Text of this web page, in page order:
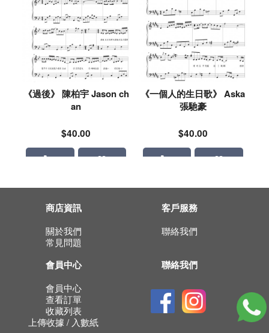
《過後》 陳柏宇 Jason ch
an
$40.00
《一個人的生日歌》 Aska
張馳豪
$40.00
商店資訊
關於我們
常見問題
客戶服務
聯絡我們
會員中心
會員中心
查看訂單
收藏列表
上傳收據 / 入數紙
聯絡我們